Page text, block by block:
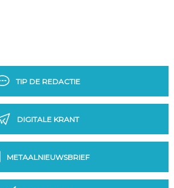
TIP DE REDACTIE
DIGITALE KRANT
METAALNIEUWSBRIEF